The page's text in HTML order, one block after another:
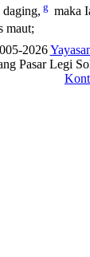
daging, g maka
maut;
2026
Pasar Legi